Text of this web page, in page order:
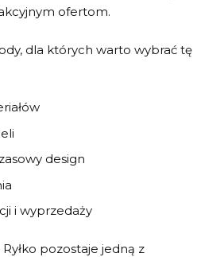
ofertom.
dla których warto wybrać tę
design
i wyprzedaży
Ryłko pozostaje jedną z